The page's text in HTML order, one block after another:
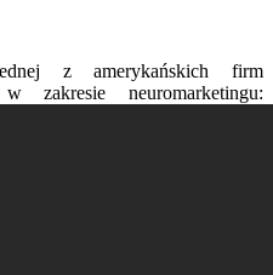
z amerykańskich firm
zakresie neuromarketingu: